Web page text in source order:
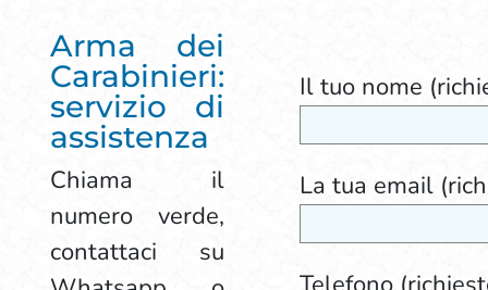
Arma dei
Carabinieri:
servizio di
assistenza
Chiama il
numero verde,
contattaci su
Il tuo nome
La tua email